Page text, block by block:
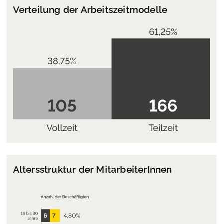
Verteilung der Arbeitszeitmodelle
Altersstruktur der MitarbeiterInnen